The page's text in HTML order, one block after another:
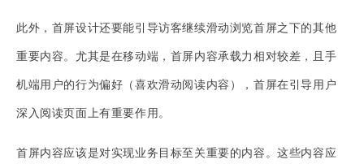
此外，首屏设计还要能引导访客继续滑动浏览首屏之下的其他
重要内容。尤其是在移动端，首屏内容承载力相对较差，且手
机端用户的行为偏好（喜欢滑动阅读内容），首屏在引导用户
深入阅读页面上有重要作用。
首屏内容应该是对实现业务目标至关重要的内容。这些内容应